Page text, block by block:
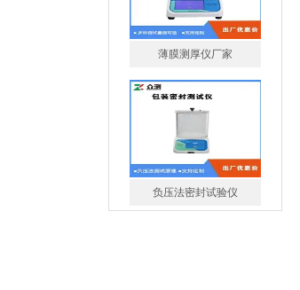
薄膜测厚仪厂家
负压法密封试验仪